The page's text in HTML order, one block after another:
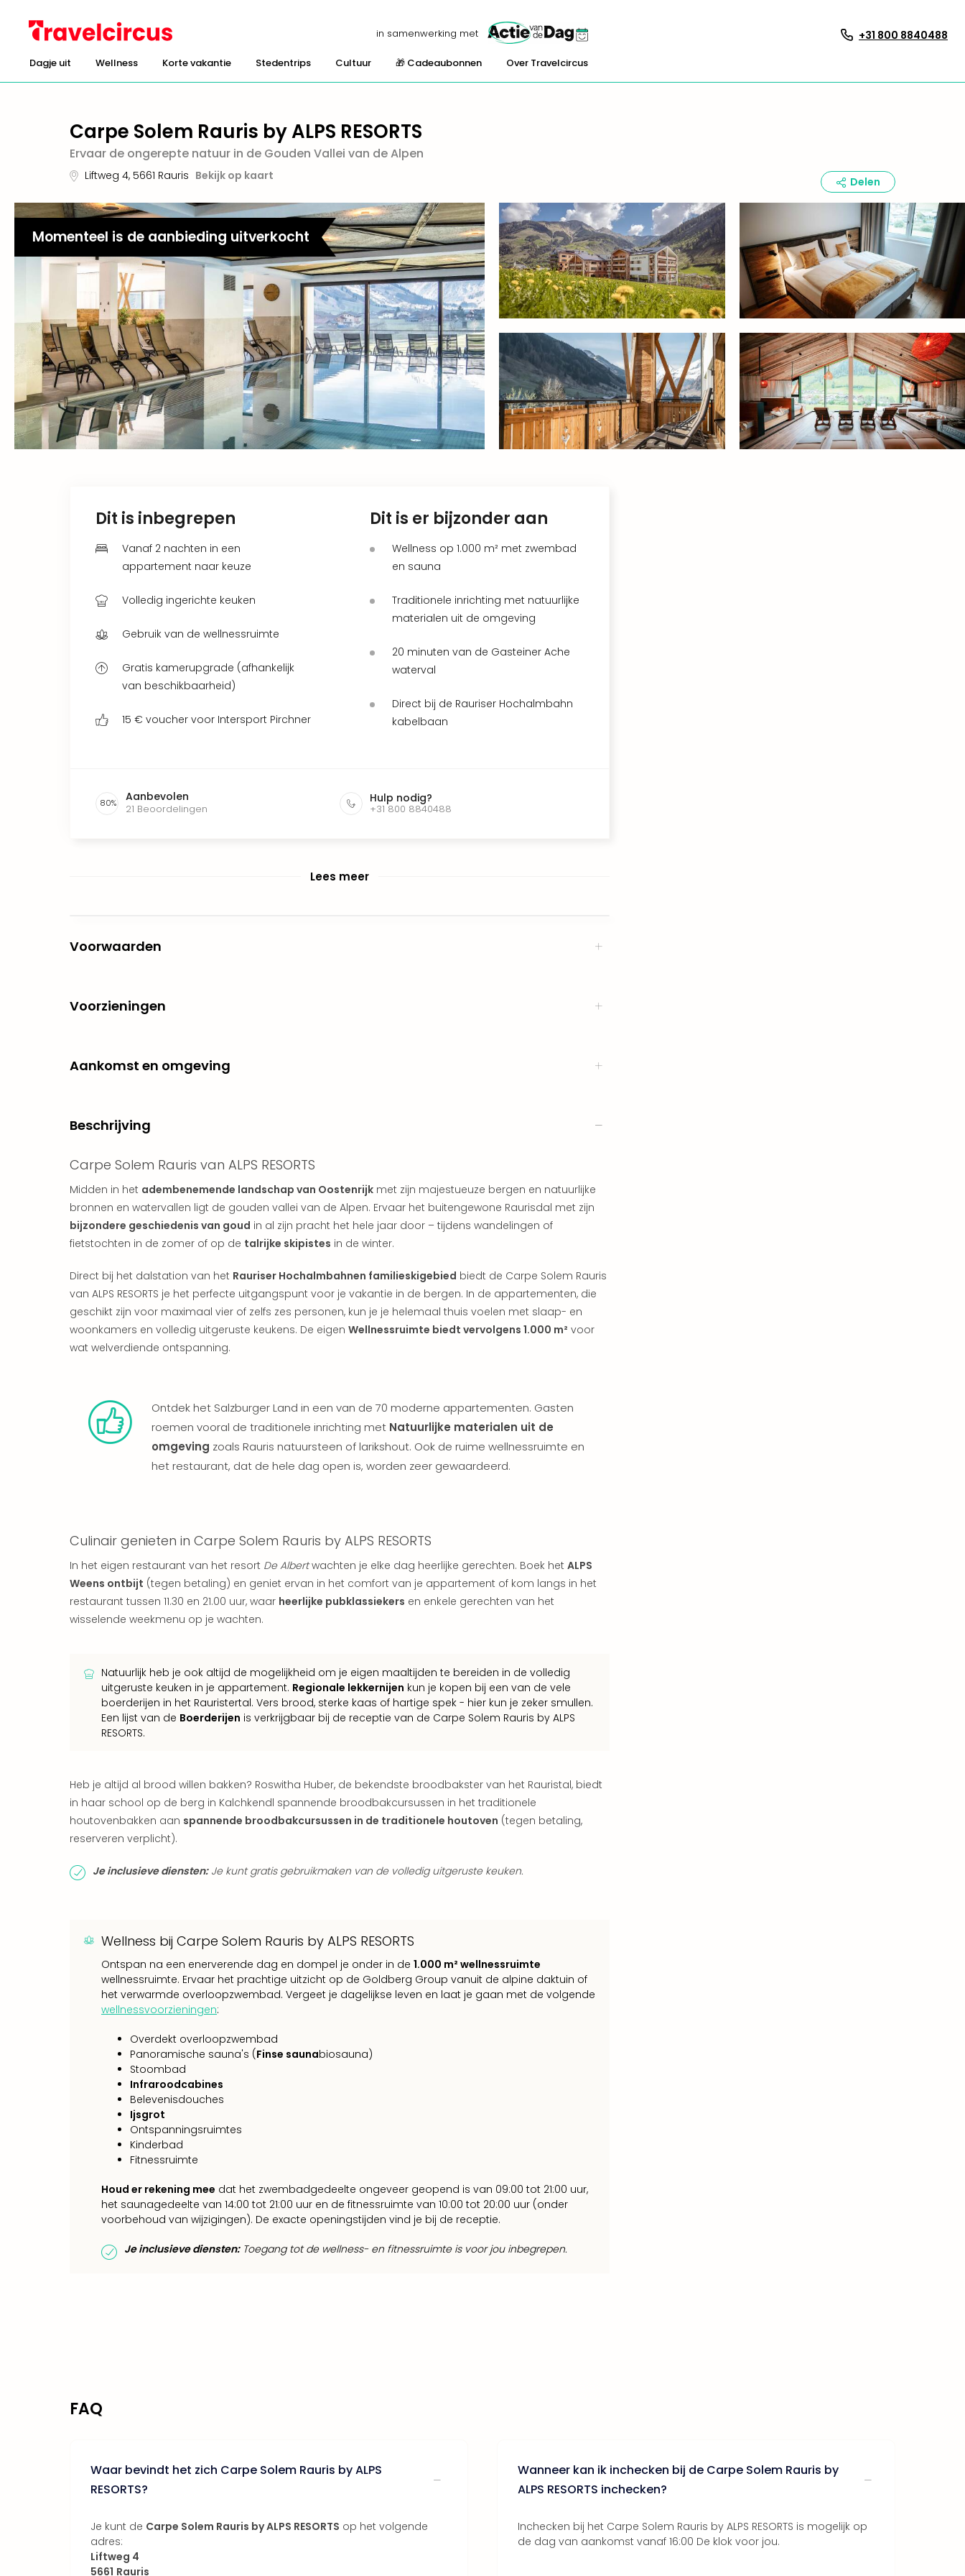
in samenwerking met +31 800 8840488
Dagje uit Wellness Korte vakantie Stedentrips Cultuur 🎁 Cadeaubonnen Over Travelcircus
Carpe Solem Rauris by ALPS RESORTS
Ervaar de ongerepte natuur in de Gouden Vallei van de Alpen
Liftweg 4, 5661 Rauris Bekijk op kaart Delen
Momenteel is de aanbieding uitverkocht
Dit is inbegrepen
Vanaf 2 nachten in een
appartement naar keuze
Volledig ingerichte keuken
Gebruik van de wellnessruimte
Gratis kamerupgrade (afhankelijk
van beschikbaarheid)
15 € voucher voor Intersport Pirchner
Dit is er bijzonder aan
Wellness op 1.000 m² met zwembad
en sauna
Traditionele inrichting met natuurlijke
materialen uit de omgeving
20 minuten van de Gasteiner Ache
waterval
Direct bij de Rauriser Hochalmbahn
kabelbaan
80% Aanbevolen
21 Beoordelingen
Hulp nodig?
+31 800 8840488
Lees meer
Voorwaarden
Voorzieningen
Aankomst en omgeving
Beschrijving
Carpe Solem Rauris van ALPS RESORTS
Midden in het adembenemende landschap van Oostenrijk met zijn majestueuze bergen en natuurlijke
bronnen en watervallen ligt de gouden vallei van de Alpen. Ervaar het buitengewone Raurisdal met zijn
bijzondere geschiedenis van goud in al zijn pracht het hele jaar door – tijdens wandelingen of
fietstochten in de zomer of op de talrijke skipistes in de winter.
Direct bij het dalstation van het Rauriser Hochalmbahnen familieskigebied biedt de Carpe Solem Rauris
van ALPS RESORTS je het perfecte uitgangspunt voor je vakantie in de bergen. In de appartementen, die
geschikt zijn voor maximaal vier of zelfs zes personen, kun je je helemaal thuis voelen met slaap- en
woonkamers en volledig uitgeruste keukens. De eigen Wellnessruimte biedt vervolgens 1.000 m² voor
wat welverdiende ontspanning.
Ontdek het Salzburger Land in een van de 70 moderne appartementen. Gasten
roemen vooral de traditionele inrichting met Natuurlijke materialen uit de
omgeving zoals Rauris natuursteen of larikshout. Ook de ruime wellnessruimte en
het restaurant, dat de hele dag open is, worden zeer gewaardeerd.
Culinair genieten in Carpe Solem Rauris by ALPS RESORTS
In het eigen restaurant van het resort De Albertwachten je elke dag heerlijke gerechten. Boek het ALPS
Weens ontbijt (tegen betaling) en geniet ervan in het comfort van je appartement of kom langs in het
restaurant tussen 11.30 en 21.00 uur, waar heerlijke pubklassiekers en enkele gerechten van het
wisselende weekmenu op je wachten.
Natuurlijk heb je ook altijd de mogelijkheid om je eigen maaltijden te bereiden in de volledig
uitgeruste keuken in je appartement. Regionale lekkernijen kun je kopen bij een van de vele
boerderijen in het Rauristertal. Vers brood, sterke kaas of hartige spek - hier kun je zeker smullen.
Een lijst van de Boerderijen is verkrijgbaar bij de receptie van de Carpe Solem Rauris by ALPS
RESORTS.
Heb je altijd al brood willen bakken? Roswitha Huber, de bekendste broodbakster van het Rauristal, biedt
in haar school op de berg in Kalchkendl spannende broodbakcursussen in het traditionele
houtovenbakken aan spannende broodbakcursussen in de traditionele houtoven (tegen betaling,
reserveren verplicht).
Je inclusieve diensten:Je kunt gratis gebruikmaken van de volledig uitgeruste keuken.
Wellness bij Carpe Solem Rauris by ALPS RESORTS
Ontspan na een enerverende dag en dompel je onder in de 1.000 m² wellnessruimte
wellnessruimte. Ervaar het prachtige uitzicht op de Goldberg Group vanuit de alpine daktuin of
het verwarmde overloopzwembad. Vergeet je dagelijkse leven en laat je gaan met de volgende
wellnessvoorzieningen:
Overdekt overloopzwembad
Panoramische sauna's (Finse saunabiosauna)
Stoombad
Infraroodcabines
Belevenisdouches
Ijsgrot
Ontspanningsruimtes
Kinderbad
Fitnessruimte
Houd er rekening mee dat het zwembadgedeelte ongeveer geopend is van 09:00 tot 21:00 uur,
het saunagedeelte van 14:00 tot 21:00 uur en de fitnessruimte van 10:00 tot 20:00 uur (onder
voorbehoud van wijzigingen). De exacte openingstijden vind je bij de receptie.
Je inclusieve diensten:Toegang tot de wellness- en fitnessruimte is voor jou inbegrepen.
FAQ
Waar bevindt het zich Carpe Solem Rauris by ALPS
RESORTS?
Je kunt de Carpe Solem Rauris by ALPS RESORTS op het volgende
adres:
Liftweg 4
5661 Rauris
Wanneer kan ik inchecken bij de Carpe Solem Rauris by
ALPS RESORTS inchecken?
Inchecken bij het Carpe Solem Rauris by ALPS RESORTS is mogelijk op
de dag van aankomst vanaf 16:00 De klok voor jou.